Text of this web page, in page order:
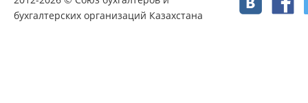
бухгалтерских организаций Казахстана